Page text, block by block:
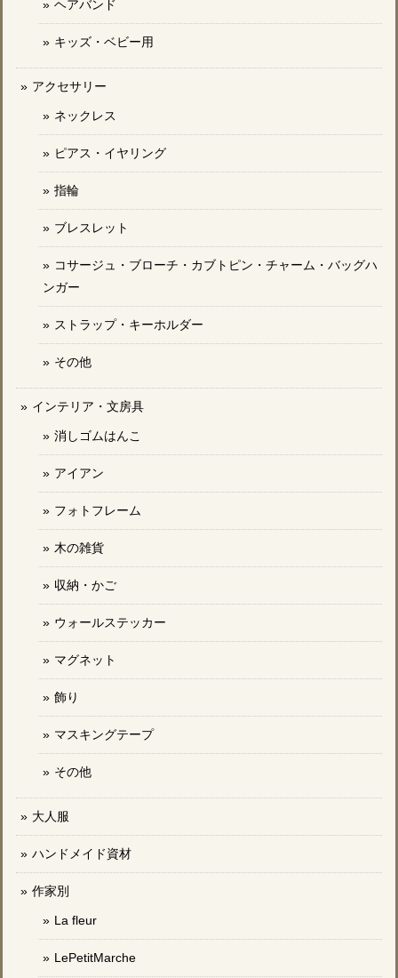
ヘアバンド
キッズ・ベビー用
アクセサリー
ネックレス
ピアス・イヤリング
指輪
ブレスレット
コサージュ・ブローチ・カブトピン・チャーム・バッグハ
ンガー
ストラップ・キーホルダー
その他
インテリア・文房具
消しゴムはんこ
アイアン
フォトフレーム
木の雑貨
収納・かご
ウォールステッカー
マグネット
飾り
マスキングテープ
その他
大人服
ハンドメイド資材
作家別
La fleur
LePetitMarche